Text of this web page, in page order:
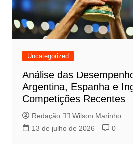
Uncategorized
Análise das
Argentina, Espanha e
Competições Recentes
Redação 👨‍⚖️​ Wilson Marinho
13 de julho de 2026
0